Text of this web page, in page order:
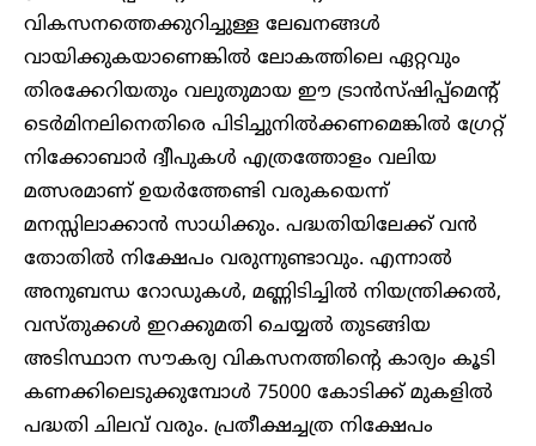
വികസനത്തെക്കുറിച്ചുള്ള ലേഖനങ്ങൾ
വായിക്കുകയാണെങ്കിൽ ലോകത്തിലെ ഏറ്റവും
തിരക്കേറിയതും വലുതുമായ ഈ ട്രാൻസ്‌ഷിപ്പ്‌മെന്റ്
ടെർമിനലിനെതിരെ പിടിച്ചുനിൽക്കണമെങ്കിൽ ഗ്രേറ്റ്
നിക്കോബാർ ദ്വീപുകൾ എത്രത്തോളം വലിയ
മത്സരമാണ് ഉയർത്തേണ്ടി വരുകയെന്ന്
മനസ്സിലാക്കാൻ സാധിക്കും. പദ്ധതിയിലേക്ക് വൻ
തോതിൽ നിക്ഷേപം വരുന്നുണ്ടാവും. എന്നാൽ
അനുബന്ധ റോഡുകൾ, മണ്ണിടിച്ചിൽ നിയന്ത്രിക്കൽ,
വസ്തുക്കൾ ഇറക്കുമതി ചെയ്യൽ തുടങ്ങിയ
അടിസ്ഥാന സൗകര്യ വികസനത്തിന്റെ കാര്യം കൂടി
കണക്കിലെടുക്കുമ്പോൾ 75000 കോടിക്ക് മുകളിൽ
പദ്ധതി ചിലവ് വരും. പ്രതീക്ഷച്ചത്ര നിക്ഷേപം